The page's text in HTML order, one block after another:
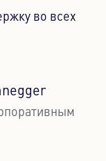
во всех